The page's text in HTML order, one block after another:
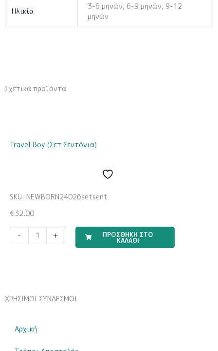
Ηλικία
3-6 μηνών, 6-9 μηνών, 9-12
μηνών
Σχετικά προϊόντα
Travel Boy (Σετ Σεντόνια)
SKU: NEWBORN24026setsent
€32.00
-
Αξεσουάρ
θέμα
Bonjour
+ ΠΡΟΣΘΗΚΗ ΣΤΟ
ΚΑΛΑΘΙ
ΧΡΗΣΙΜΟΙ ΣΥΝΔΕΣΜΟΙ
Αρχική